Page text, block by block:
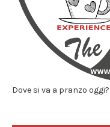
Dove si va a pranzo